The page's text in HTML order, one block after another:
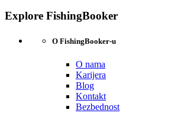
Explore FishingBooker
O FishingBooker-u
O nama
Karijera
Blog
Kontakt
Bezbednost